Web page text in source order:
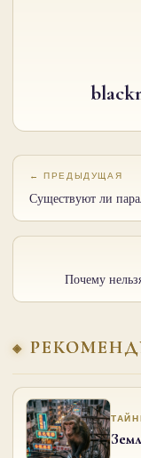
← ПРЕДЫДУЩАЯ
Существуют ли
Почему